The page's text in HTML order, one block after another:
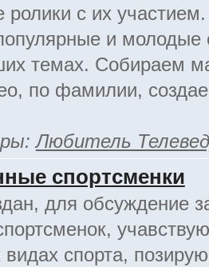
ролики с их
и молодые
темах. Собираем
по фамилии,
Любитель
спортсменки
для обсуждение
видах спорта,